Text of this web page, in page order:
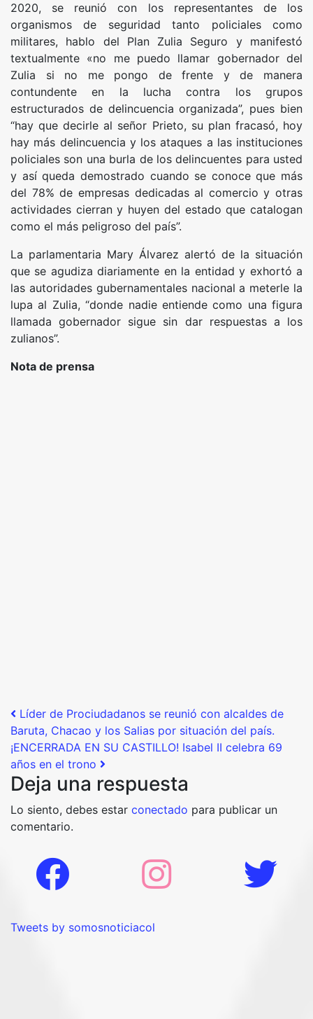
2020, se reunió con los representantes de los
organismos de seguridad tanto policiales como
militares, hablo del Plan Zulia Seguro y manifestó
textualmente «no me puedo llamar gobernador del
Zulia si no me pongo de frente y de manera
contundente en la lucha contra los grupos
estructurados de delincuencia organizada”, pues bien
“hay que decirle al señor Prieto, su plan fracasó, hoy
hay más delincuencia y los ataques a las instituciones
policiales son una burla de los delincuentes para usted
y así queda demostrado cuando se conoce que más
del 78% de empresas dedicadas al comercio y otras
actividades cierran y huyen del estado que catalogan
como el más peligroso del país”.
La parlamentaria Mary Álvarez alertó de la situación
que se agudiza diariamente en la entidad y exhortó a
las autoridades gubernamentales nacional a meterle la
lupa al Zulia, “donde nadie entiende como una figura
llamada gobernador sigue sin dar respuestas a los
zulianos”.
Nota de prensa
Post navigation
Líder de Prociudadanos se reunió con alcaldes de
Baruta, Chacao y los Salias por situación del país.
¡ENCERRADA EN SU CASTILLO! Isabel II celebra 69
años en el trono
Deja una respuesta
Lo siento, debes estar conectado para publicar un
comentario.
Tweets by somosnoticiacol